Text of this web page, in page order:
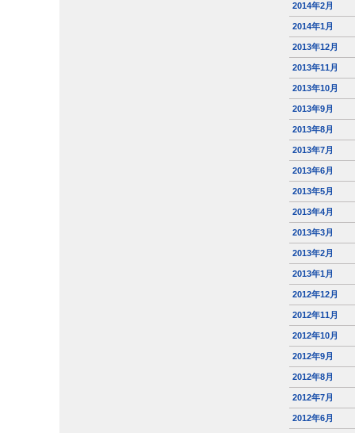
2014年2月
2014年1月
2013年12月
2013年11月
2013年10月
2013年9月
2013年8月
2013年7月
2013年6月
2013年5月
2013年4月
2013年3月
2013年2月
2013年1月
2012年12月
2012年11月
2012年10月
2012年9月
2012年8月
2012年7月
2012年6月